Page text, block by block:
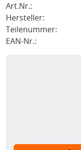
Art.Nr.:
Hersteller:
Teilenummer:
EAN-Nr.: